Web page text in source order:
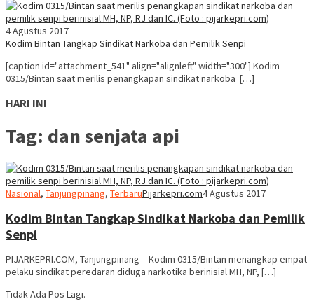
4 Agustus 2017
Kodim Bintan Tangkap Sindikat Narkoba dan Pemilik Senpi
[caption id="attachment_541" align="alignleft" width="300"] Kodim
0315/Bintan saat merilis penangkapan sindikat narkoba […]
HARI INI
Tag: dan senjata api
Nasional, Tanjungpinang, TerbaruPijarkepri.com4 Agustus 2017
Kodim Bintan Tangkap Sindikat Narkoba dan Pemilik
Senpi
PIJARKEPRI.COM, Tanjungpinang – Kodim 0315/Bintan menangkap empat
pelaku sindikat peredaran diduga narkotika berinisial MH, NP, […]
Tidak Ada Pos Lagi.